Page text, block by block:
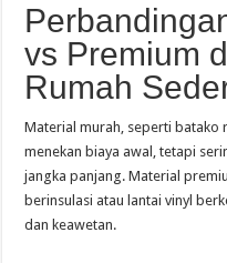
vs Premium
Rumah
Material murah, seperti batako
menekan biaya awal, tetapi
jangka panjang. Material
berinsulasi atau lantai vinyl
dan keawetan.